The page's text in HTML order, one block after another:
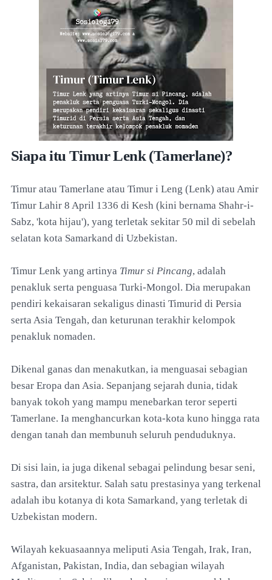
Siapa itu Timur Lenk (Tamerlane)?
Timur atau Tamerlane atau Timur i Leng (Lenk) atau Amir
Timur Lahir 8 April 1336 di Kesh (kini bernama Shahr-i-
Sabz, 'kota hijau'), yang terletak sekitar 50 mil di sebelah
selatan kota Samarkand di Uzbekistan.
Timur Lenk yang artinya Timur si Pincang, adalah
penakluk serta penguasa Turki-Mongol. Dia merupakan
pendiri kekaisaran sekaligus dinasti Timurid di Persia
serta Asia Tengah, dan keturunan terakhir kelompok
penakluk nomaden.
Dikenal ganas dan menakutkan, ia menguasai sebagian
besar Eropa dan Asia. Sepanjang sejarah dunia, tidak
banyak tokoh yang mampu menebarkan teror seperti
Tamerlane. Ia menghancurkan kota-kota kuno hingga rata
dengan tanah dan membunuh seluruh penduduknya.
Di sisi lain, ia juga dikenal sebagai pelindung besar seni,
sastra, dan arsitektur. Salah satu prestasinya yang terkenal
adalah ibu kotanya di kota Samarkand, yang terletak di
Uzbekistan modern.
Wilayah kekuasaannya meliputi Asia Tengah, Irak, Iran,
Afganistan, Pakistan, India, dan sebagian wilayah